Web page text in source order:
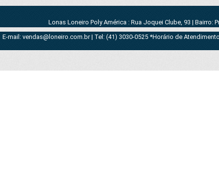
Lonas Loneiro Poly América : Rua Joquei Clube, 93 | Bairro:
E-mail: vendas@loneiro.com.br | Tel: (41) 3030-0525 *Horário de